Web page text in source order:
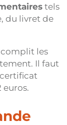
tels
du livret de
les
Il faut
euros.